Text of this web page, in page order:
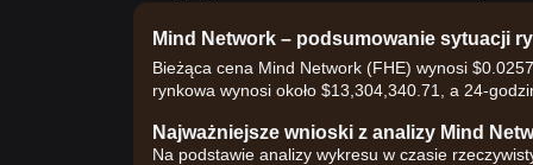
Mind Network – podsumowanie sytuacji
Bieżąca cena Mind Network (FHE) wynosi
rynkowa wynosi około $13,304,340.71, a 24-
Najważniejsze wnioski z analizy Mind
Na podstawie analizy wykresu w czasie